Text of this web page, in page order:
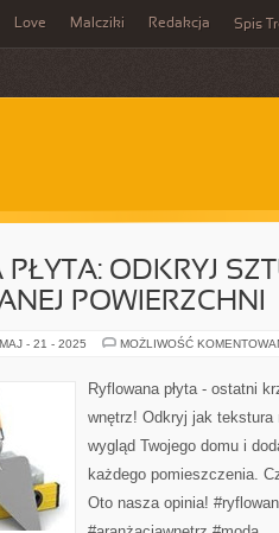
Love Malcziki Redakcja Spis
PŁYTA: ODKRYJ
POWIERZCHNI
MAJ - 21 - 2025 MOŻLIWOŚĆ
Ryflowana płyta - ostatni
wnętrz! Odkryj jak tekstura
wygląd Twojego domu i
każdego pomieszczenia.
Oto nasza opinia!